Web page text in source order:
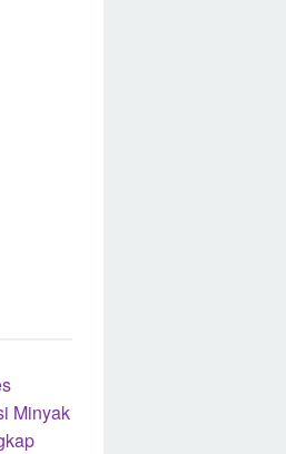
Minyak